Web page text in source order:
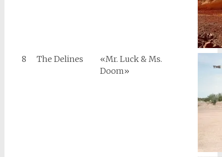
8 The Delines
«Mr. Luck & Ms.
Doom»